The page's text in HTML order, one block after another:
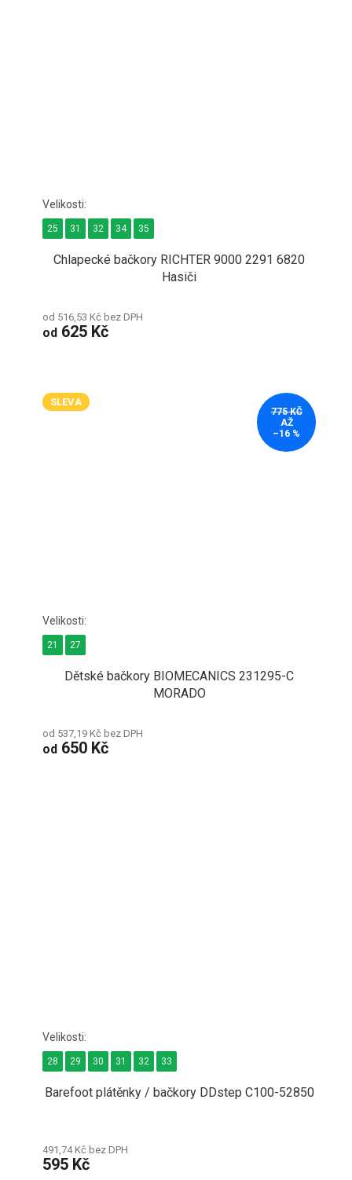
Chlapecké bačkory RICHTER 9000 2291 6820
Hasiči
od 516,53 Kč bez DPH
od 625 Kč
25 31 32 34 35
SLEVA
775 KČ
AŽ
–16 %
Dětské bačkory BIOMECANICS 231295-C
MORADO
od 537,19 Kč bez DPH
od 650 Kč
21 27
Barefoot plátěnky / bačkory DDstep C100-52850
491,74 Kč bez DPH
595 Kč
28 29 30 31 32 33